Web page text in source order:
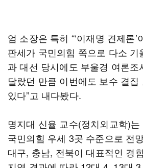
엄 소장은 특히 “‘이재명 견제론
판세가 국민의힘 쪽으로 다소 기
과 대선 당시에도 부울경 여론
달랐던 만큼 이번에도 보수 결
있다”고 내다봤다.
명지대 신율 교수(정치외교학)
국민의힘 우세 3곳 수준으로 전
대구, 충남, 전북이 대표적인 경